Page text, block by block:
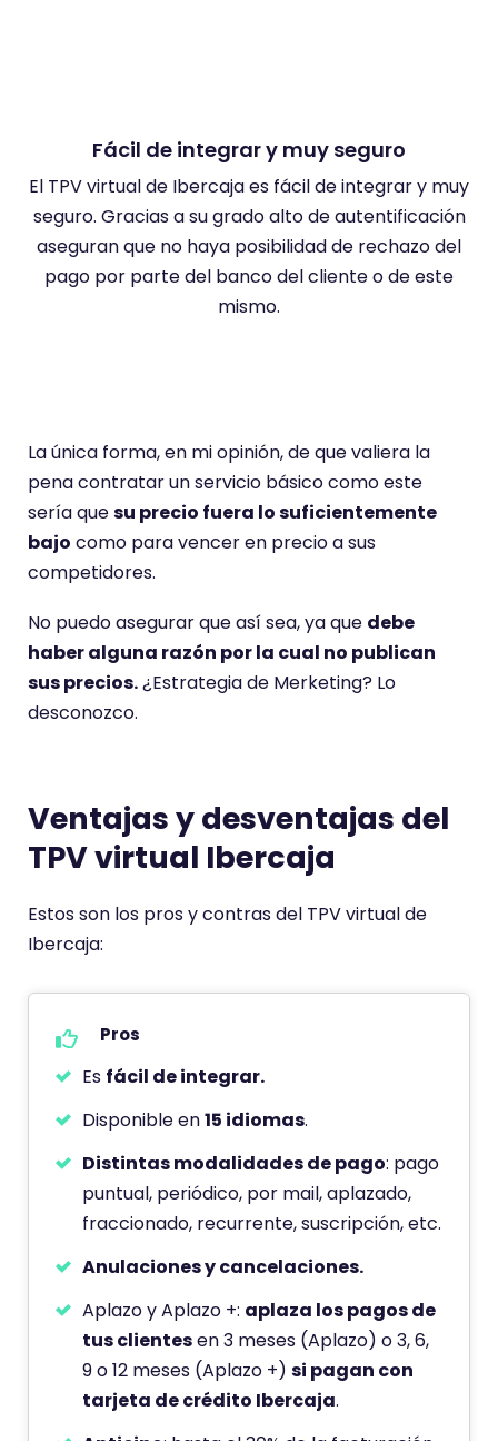
Fácil de integrar y muy seguro
El TPV virtual de Ibercaja es fácil de integrar y muy
seguro. Gracias a su grado alto de autentificación
aseguran que no haya posibilidad de rechazo del
pago por parte del banco del cliente o de este
mismo.
La única forma, en mi opinión, de que valiera la
pena contratar un servicio básico como este
sería quesu precio fuera lo suficientemente
bajo como para vencer en precio a sus
competidores.
No puedo asegurar que así sea, ya que debe
haber alguna razón por la cual no publican
sus precios.¿Estrategia de Merketing? Lo
desconozco.
Ventajas y desventajas del
TPV virtual Ibercaja
Estos son los pros y contras del TPV virtual de
Ibercaja:
Pros
Es fácil de integrar.
Disponible en15 idiomas.
Distintas modalidades de pago: pago
puntual, periódico, por mail, aplazado,
fraccionado, recurrente, suscripción, etc.
Anulaciones y cancelaciones.
Aplazo y Aplazo +: aplaza los pagos de
tus clientesen 3 meses (Aplazo) o 3, 6,
9 o 12 meses (Aplazo +) si pagan con
tarjeta de crédito Ibercaja.